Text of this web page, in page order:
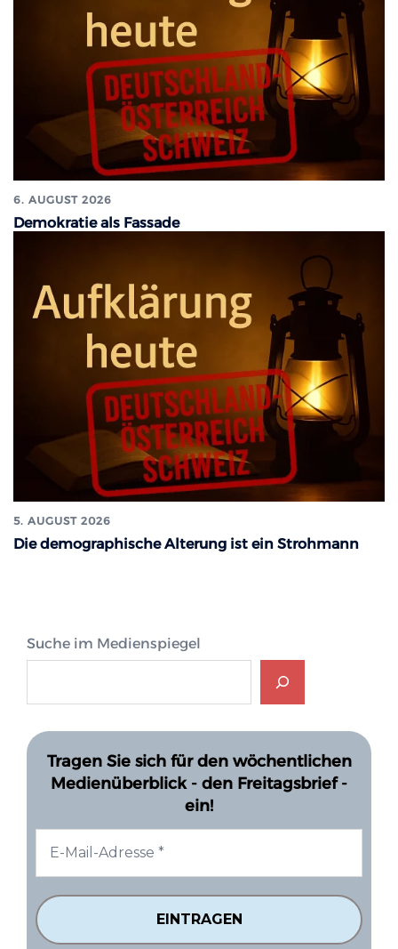
6. AUGUST 2026
Demokratie als Fassade
5. AUGUST 2026
Die demographische Alterung ist ein Strohmann
Suche im Medienspiegel
Tragen Sie sich für den wöchentlichen
Medienüberblick - den Freitagsbrief -
ein!